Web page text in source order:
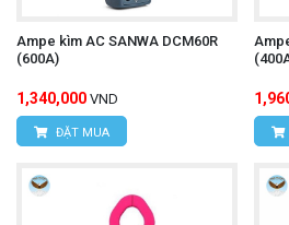
Website:
Địa chỉ:
D7/6B đường
Hotline: 0934.616.395
Ampe kìm AC SANWA DCM60R
(600A)
1,340,000 VND
ĐẶT MUA